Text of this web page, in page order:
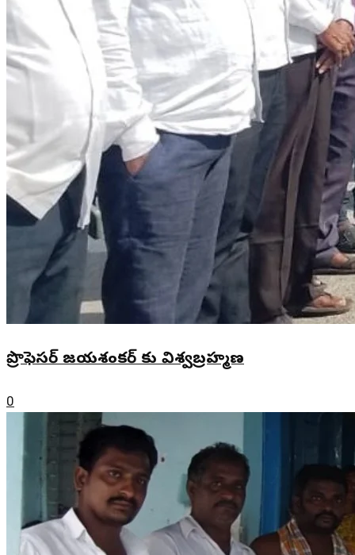
ప్రొఫెసర్ జయశంకర్ కు విశ్వబ్రహ్మణ
0